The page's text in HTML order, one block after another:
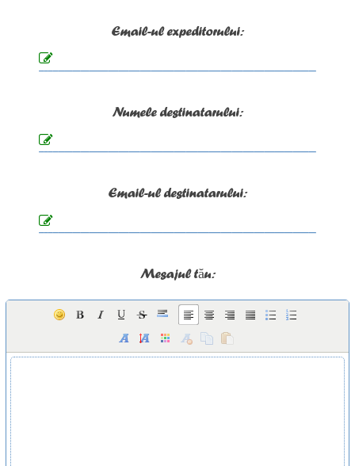
Email-ul expeditorului:
Numele destinatarului:
Email-ul destinatarului:
Mesajul tău: